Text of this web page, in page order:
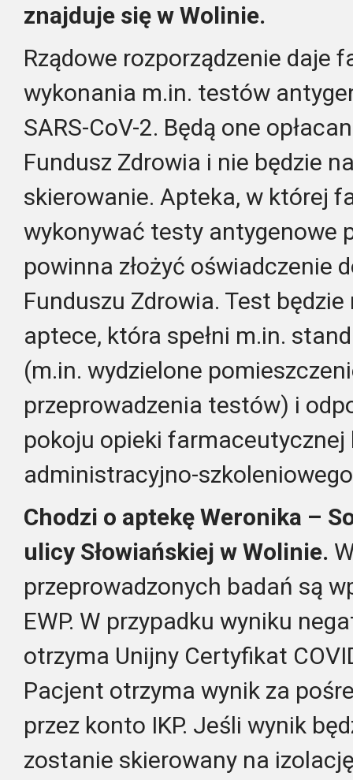
znajduje się w Wolinie.
Rządowe rozporządzenie daje
wykonania m.in. testów
SARS-CoV-2. Będą one
Fundusz Zdrowia i nie będzie
skierowanie. Apteka, w której
wykonywać testy antygenowe
powinna złożyć oświadczenie
Funduszu Zdrowia. Test
aptece, która spełni m.in.
(m.in. wydzielone
przeprowadzenia testów) i
pokoju opieki
administracyjno-
Chodzi o aptekę Weronika –
ulicy Słowiańskiej w Wolinie.
przeprowadzonych badań są
EWP. W przypadku wyniku
otrzyma Unijny Certyfikat
Pacjent otrzyma wynik za
przez konto IKP. Jeśli wynik
zostanie skierowany na